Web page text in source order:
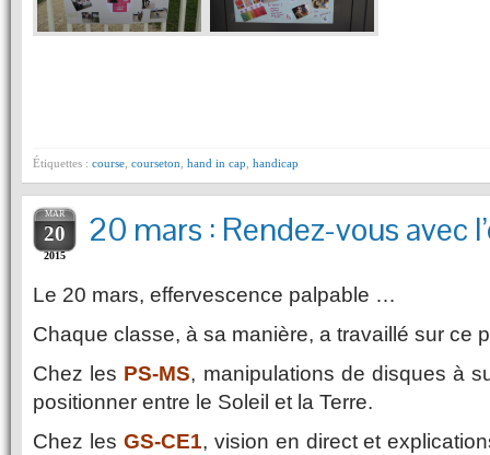
Étiquettes : course courseton hand in cap handicap
MAR
20
2015
20 mars : Rendez-vous avec
Le 20 mars, effervescence palpable …
Chaque classe, à sa manière, a travaillé sur ce
Chez les PS-MS, manipulations de disques à
positionner entre le Soleil et la Terre.
Chez les GS-CE1, vision en direct et